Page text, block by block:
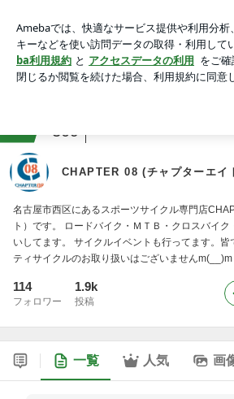
アプリをダウンロードして ブログの更新通知
ょう。
309
CHAPTER 08 (チャプターエイ
名古屋市西区にあるスポーツサイクル専門店
ト）です。 ロードバイク・ＭＴＢ・クロスバイ
いしてます。 サイクルイベントも行ってます。
ティサイクルのお取り扱いはございませんm(__)m
114
フォロワー
1.9k
投稿
一覧 人気 画